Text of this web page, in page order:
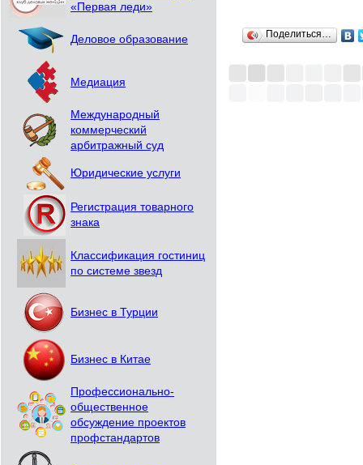
«Первая леди»
Деловое образование
Медиация
Международный
коммерческий
арбитражный суд
Юридические услуги
Регистрация товарного
знака
Классификация гостиниц
по системе звезд
Бизнес в Турции
Бизнес в Китае
Профессионально-
общественное
обсуждение проектов
профстандартов
Поделиться…